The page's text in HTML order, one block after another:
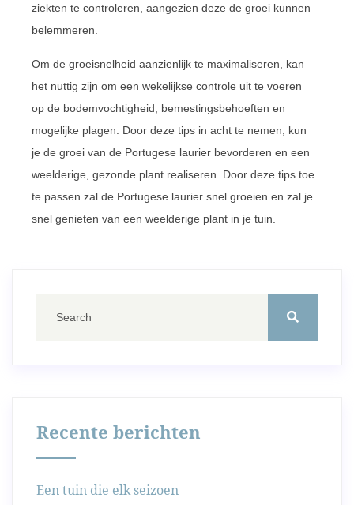
ziekten te controleren, aangezien deze de groei kunnen
belemmeren.
Om de groeisnelheid aanzienlijk te maximaliseren, kan
het nuttig zijn om een wekelijkse controle uit te voeren
op de bodemvochtigheid, bemestingsbehoeften en
mogelijke plagen. Door deze tips in acht te nemen, kun
je de groei van de Portugese laurier bevorderen en een
weelderige, gezonde plant realiseren. Door deze tips toe
te passen zal de Portugese laurier snel groeien en zal je
snel genieten van een weelderige plant in je tuin.
Recente berichten
Een tuin die elk seizoen